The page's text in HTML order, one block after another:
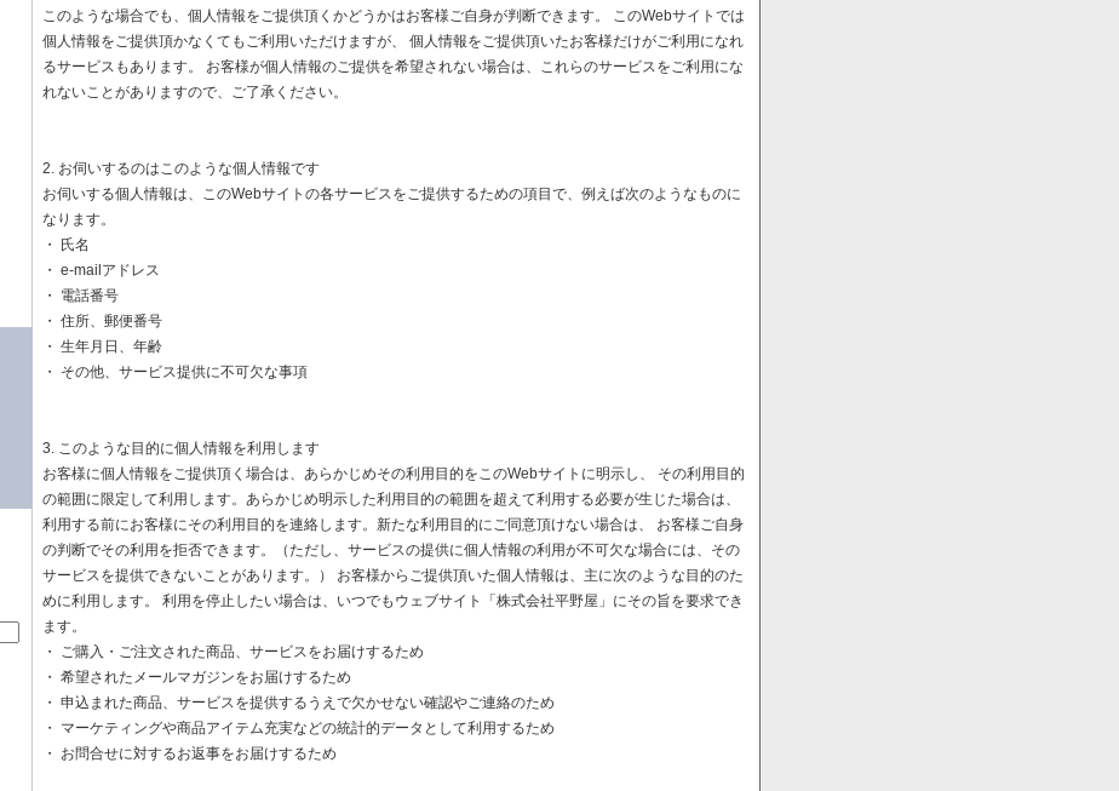
このような場合でも、個人情報をご提供頂くかどうかはお客様ご自身が判断できます。 このWebサイトでは
個人情報をご提供頂かなくてもご利用いただけますが、 個人情報をご提供頂いたお客様だけがご利用になれ
るサービスもあります。 お客様が個人情報のご提供を希望されない場合は、これらのサービスをご利用にな
れないことがありますので、ご了承ください。
2. お伺いするのはこのような個人情報です
お伺いする個人情報は、このWebサイトの各サービスをご提供するための項目で、例えば次のようなものに
なります。
・ 氏名
・ e-mailアドレス
・ 電話番号
・ 住所、郵便番号
・ 生年月日、年齢
・ その他、サービス提供に不可欠な事項
3. このような目的に個人情報を利用します
お客様に個人情報をご提供頂く場合は、あらかじめその利用目的をこのWebサイトに明示し、 その利用目的
の範囲に限定して利用します。あらかじめ明示した利用目的の範囲を超えて利用する必要が生じた場合は、
利用する前にお客様にその利用目的を連絡します。新たな利用目的にご同意頂けない場合は、 お客様ご自身
の判断でその利用を拒否できます。（ただし、サービスの提供に個人情報の利用が不可欠な場合には、その
サービスを提供できないことがあります。） お客様からご提供頂いた個人情報は、主に次のような目的のた
めに利用します。 利用を停止したい場合は、いつでもウェブサイト「株式会社平野屋」にその旨を要求でき
ます。
・ ご購入・ご注文された商品、サービスをお届けするため
・ 希望されたメールマガジンをお届けするため
・ 申込まれた商品、サービスを提供するうえで欠かせない確認やご連絡のため
・ マーケティングや商品アイテム充実などの統計的データとして利用するため
・ お問合せに対するお返事をお届けするため